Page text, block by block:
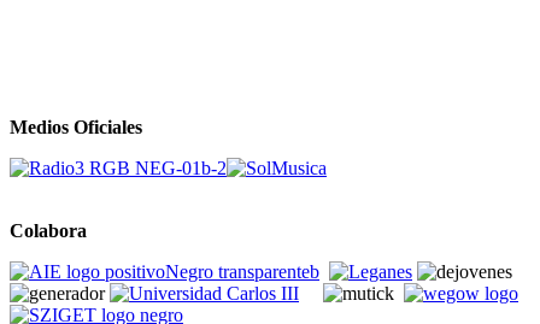
Medios Oficiales
Colabora